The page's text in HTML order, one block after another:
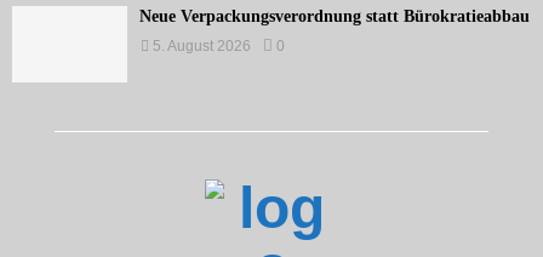
Neue Verpackungsverordnung statt Bürokratieabbau
5. August 2026 0